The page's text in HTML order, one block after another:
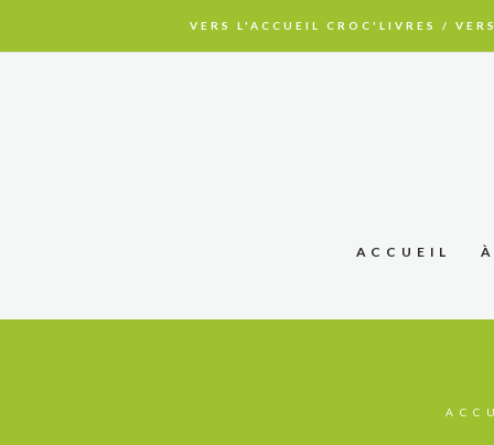
VERS L'ACCUEIL CROC'LIVRES /
ACCUEIL